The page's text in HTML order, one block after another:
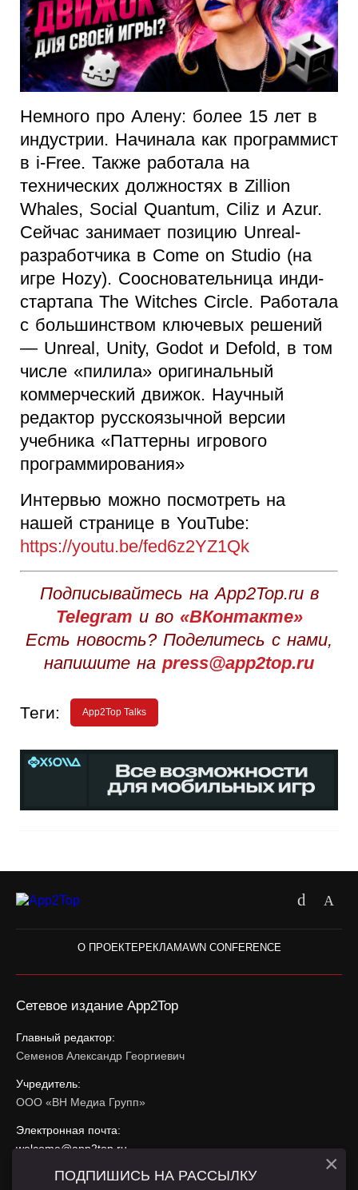
Немного про Алену: более 15 лет в
индустрии. Начинала как программист
в i-Free. Также работала на
технических должностях в Zillion
Whales, Social Quantum, Ciliz и Azur.
Сейчас занимает позицию Unreal-
разработчика в Come on Studio (на
игре Hozy). Соосновательница инди-
стартапа The Witches Circle. Работала
с большинством ключевых решений
— Unreal, Unity, Godot и Defold, в том
числе «пилила» оригинальный
коммерческий движок. Научный
редактор русскоязычной версии
учебника «Паттерны игрового
программирования»
Интервью можно посмотреть на
нашей странице в YouTube:
https://youtu.be/fed6z2YZ1Qk
Подписывайтесь на App2Top.ru в
Telegram и во «ВКонтакте»
Есть новость? Поделитесь с нами,
напишите на press@app2top.ru
Теги: App2Top Talks
О ПРОЕКТЕРЕКЛАМАWN CONFERENCE
Сетевое издание App2Top
Главный редактор:
Семенов Александр Георгиевич
Учредитель:
ООО «ВН Медиа Групп»
Электронная почта:
welcome@app2top.ru
При использовании материалов активная ссылка на
ПОДПИШИСЬ НА РАССЫЛКУ ×